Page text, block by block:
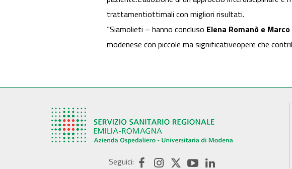
trattamentiottimali con migliori risultati.
“Siamolieti – hanno concluso Elena Romanò e
modenese con piccole ma significativeopere che
Seguici: